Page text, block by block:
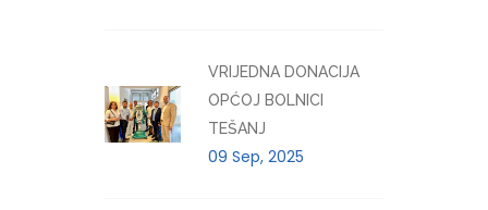
VRIJEDNA DONACIJA
OPĆOJ BOLNICI
TEŠANJ
09 Sep, 2025